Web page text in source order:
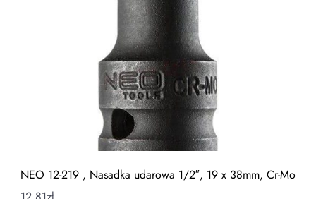
NEO 12-219 , Nasadka udarowa 1/2″, 19 x 38mm, Cr-Mo